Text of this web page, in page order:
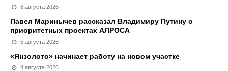
6 августа 2026
Павел Маринычев рассказал Владимиру Путину о
приоритетных проектах АЛРОСА
5 августа 2026
«Янзолото» начинает работу на новом участке
4 августа 2026